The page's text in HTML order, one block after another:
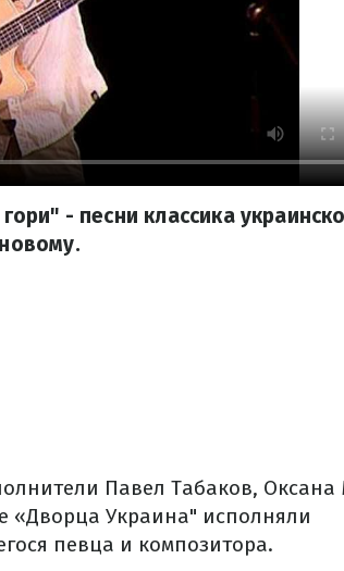
- песни классика
Павел Табаков, Оксана
«Дворца Украина" исполняли
певца и композитора.